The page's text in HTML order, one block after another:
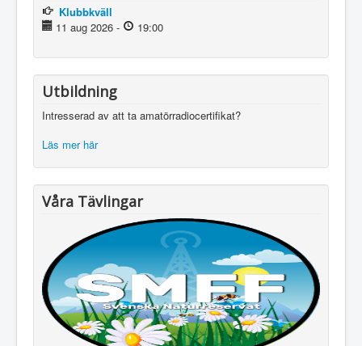
Klubbkväll
11 aug 2026 - 19:00
Utbildning
Intresserad av att ta amatörradiocertifikat?
Läs mer här
Våra Tävlingar